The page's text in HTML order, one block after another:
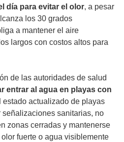
día para evitar el olor, a pesar
los 30 grados
a mantener el aire
largos con costos altos para
de las autoridades de salud
entrar al agua en playas con
estado actualizado de playas
señalizaciones sanitarias, no
zonas cerradas y mantenerse
fuerte o agua visiblemente